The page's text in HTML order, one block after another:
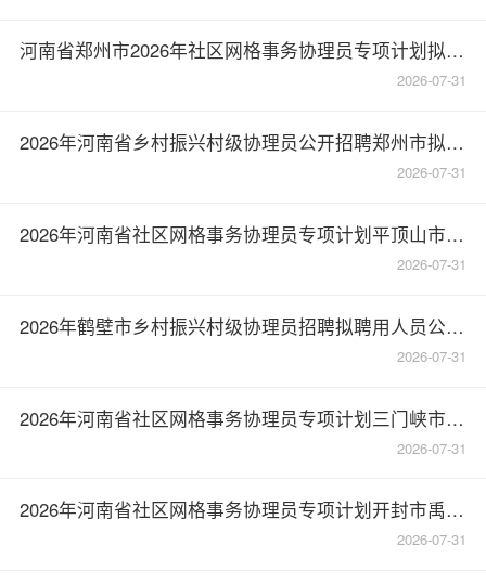
河南省郑州市2026年社区网格事务协理员专项计划拟聘用人员名单公示(第二批)
2026-07-31
2026年河南省乡村振兴村级协理员公开招聘郑州市拟递补聘用人员公示
2026-07-31
2026年河南省社区网格事务协理员专项计划平顶山市城乡一体化示范区拟招聘人员公示(第三批)
2026-07-31
2026年鹤壁市乡村振兴村级协理员招聘拟聘用人员公示(第二批)
2026-07-31
2026年河南省社区网格事务协理员专项计划三门峡市卢氏县拟聘用人员(第二批)公示公告
2026-07-31
2026年河南省社区网格事务协理员专项计划开封市禹王台区拟招聘人员公示(第二批)
2026-07-31